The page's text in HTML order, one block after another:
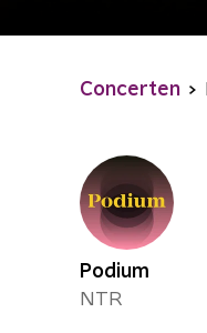
Concerten
Podium
NTR